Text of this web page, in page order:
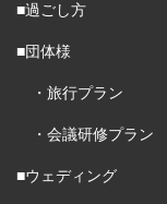
■過ごし方
■団体様
・旅行プラン
・会議研修プラン
■ウェディング